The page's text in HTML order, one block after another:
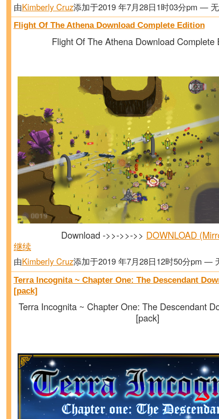
由Kimberly Cruz添加于2019 年7月28日1时03分pm —
Flight Of The Athena Download Complete Edition
Flight Of The Athena Download Complete
Download ->>->>->> DOWNLOAD
继续
由Kimberly Cruz添加于2019 年7月28日12时50分pm —
Terra Incognita ~ Chapter One: The Descendant
[pack]
Terra Incognita ~ Chapter One: The Descendant
[pack]